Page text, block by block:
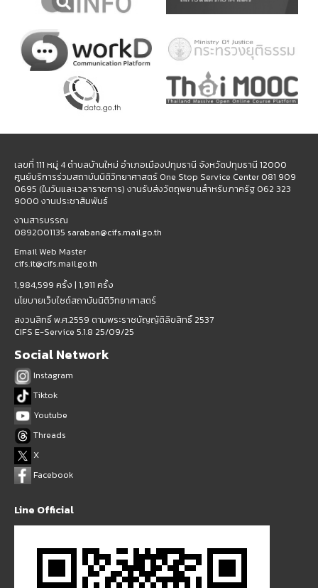
เลขที่ 111 หมู่ 4 ตำบลบ้านใหม่ อำเภอเมืองปทุมธานี จังหวัดปทุมธานี 12000
ศูนย์บริการร่วมสถาบันนิติวิทยาศาสตร์ One Stop Service Center 081 909
0695 (ในวันและเวลาราชการ) งานรับส่งวัตถุพยานสำหรับภาครัฐ 062 323
9000 งานประชาสัมพันธ์
งานสารบรรณ
0892001135 saraban@cifs.mail.go.th
Email Web Master
cifs.it@cifs.mail.go.th
1,984,599 ครั้ง | 1,911 ครั้ง
นโยบายเว็บไซต์สถาบันนิติวิทยาศาสตร์
สงวนสิทธิ์ พ.ศ.2559 ตามพระราชบัญญัติลิขสิทธิ์ 2537
CIFS E-Service 5.1.8 25/09/25
Social Network
Instagram
Tiktok
Youtube
Threads
X
Facebook
Line Official